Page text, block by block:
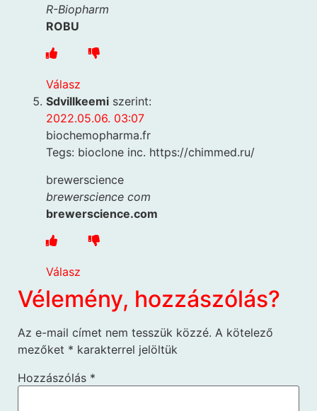
R-Biopharm
ROBU
Válasz
Sdvillkeemi szerint:
2022.05.06. 03:07
biochemopharma.fr
Tegs: bioclone inc. https://chimmed.ru/
brewerscience
brewerscience com
brewerscience.com
Válasz
Vélemény, hozzászólás?
Az e-mail címet nem tesszük közzé. A kötelező
mezőket * karakterrel jelöltük
Hozzászólás *